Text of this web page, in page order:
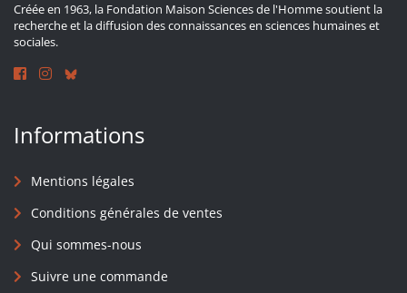
Créée en 1963, la Fondation Maison Sciences de l'Homme soutient la
recherche et la diffusion des connaissances en sciences humaines et
sociales.
Informations
Mentions légales
Conditions générales de ventes
Qui sommes-nous
Suivre une commande